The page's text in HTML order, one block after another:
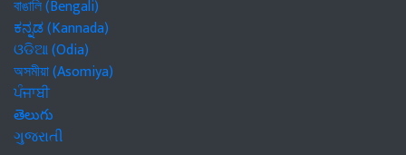
বাঙালি (Bengali)
ಕನ್ನಡ (Kannada)
ଓଡିଆ (Odia)
অসমীয়া (Asomiya)
ਪੰਜਾਬੀ
తెలుగు
ગુજરાતી